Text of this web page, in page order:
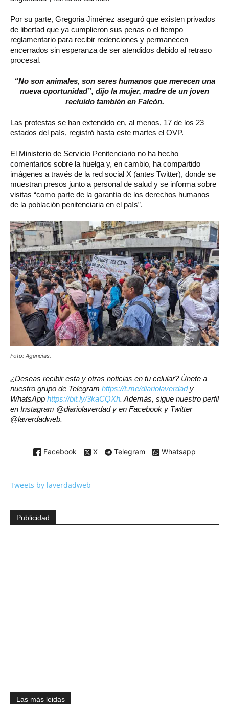
Por su parte, Gregoria Jiménez aseguró que existen privados
de libertad que ya cumplieron sus penas o el tiempo
reglamentario para recibir redenciones y permanecen
encerrados sin esperanza de ser atendidos debido al retraso
procesal.
“No son animales, son seres humanos que merecen una
nueva oportunidad”, dijo la mujer, madre de un joven
recluido también en Falcón.
Las protestas se han extendido en, al menos, 17 de los 23
estados del país, registró hasta este martes el OVP.
El Ministerio de Servicio Penitenciario no ha hecho
comentarios sobre la huelga y, en cambio, ha compartido
imágenes a través de la red social X (antes Twitter), donde se
muestran presos junto a personal de salud y se informa sobre
visitas “como parte de la garantía de los derechos humanos
de la población penitenciaria en el país”.
Foto: Agencias.
¿Deseas recibir esta y otras noticias en tu celular? Únete a
nuestro grupo de Telegram https://t.me/diariolaverdady
WhatsApp https://bit.ly/3kaCQXh. Además, sigue nuestro perfil
en Instagram @diariolaverdad y en Facebook y Twitter
@laverdadweb.
Facebook X Telegram Whatsapp
Tweets by laverdadweb
Publicidad
Las más leidas